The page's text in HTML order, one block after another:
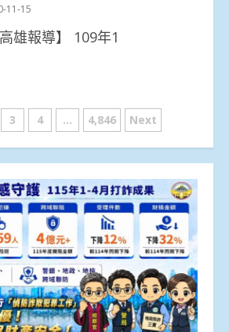
11-15
雄報導】 109年1
3 4 ... 4,846 Next